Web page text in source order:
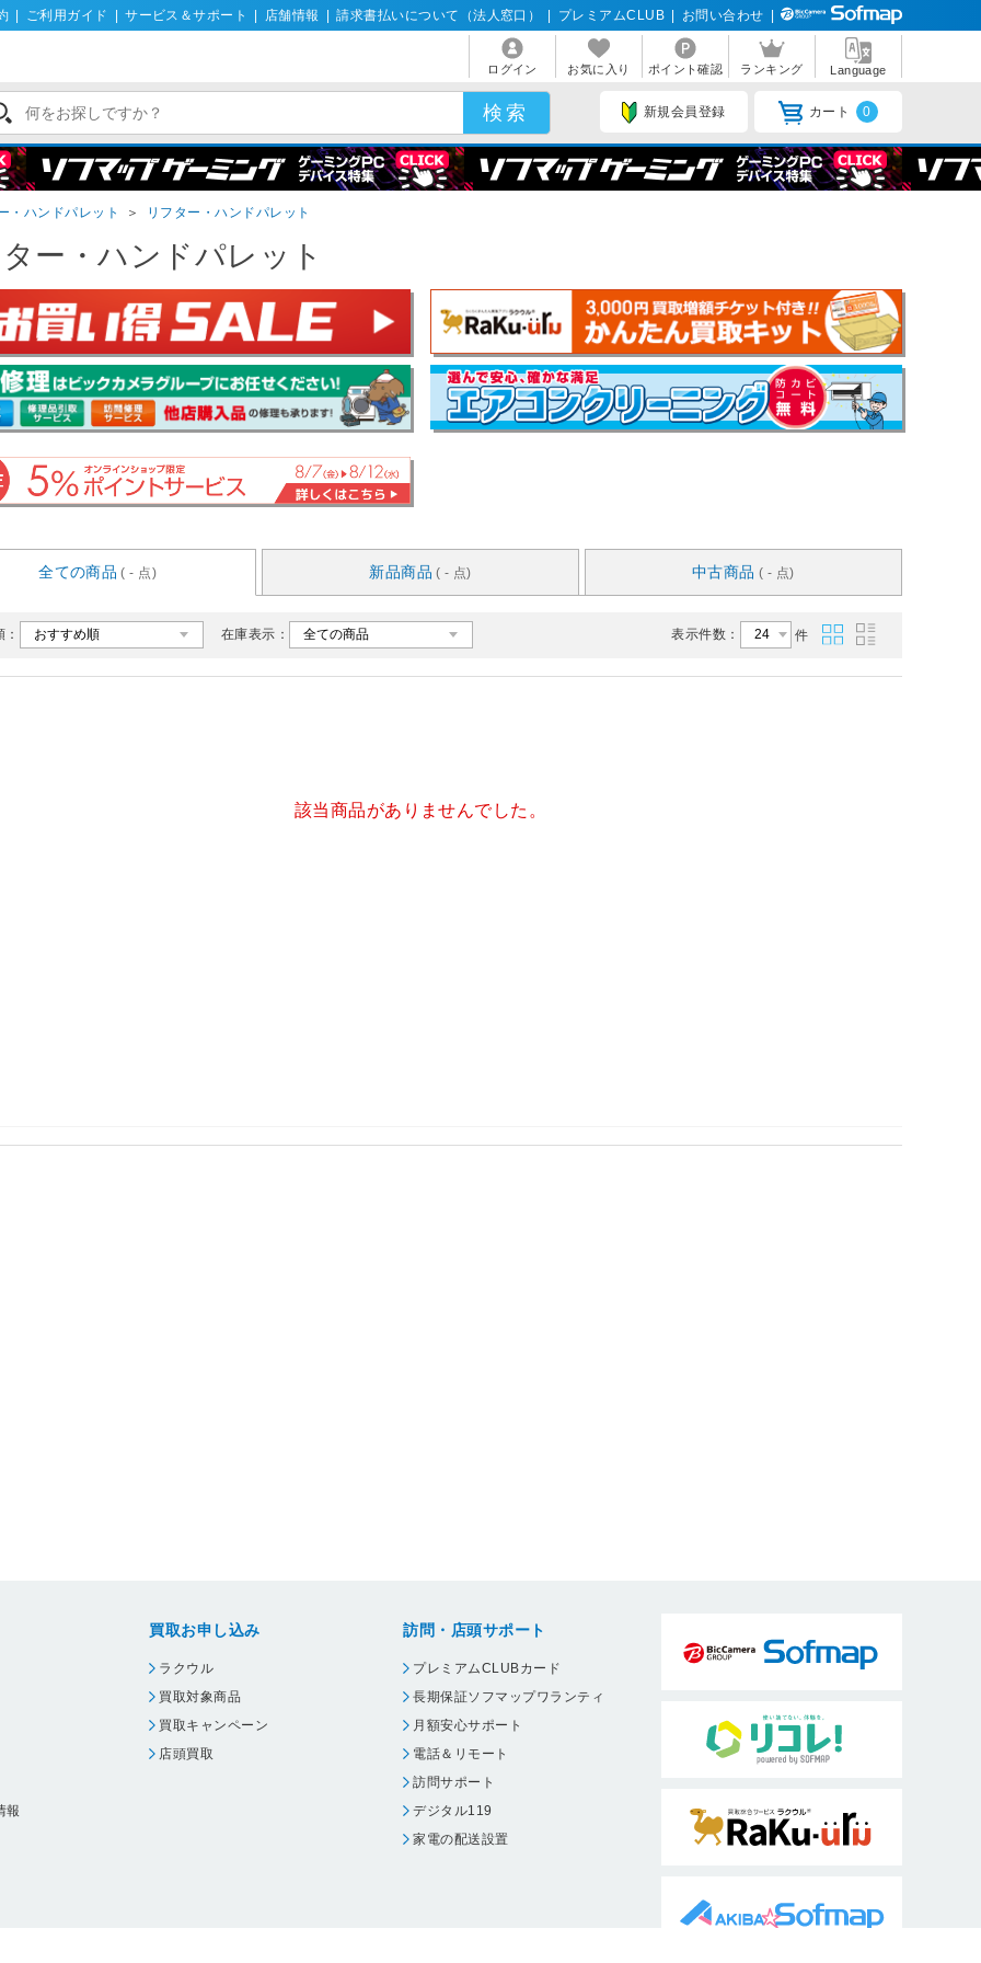
ご利用ガイド サービス＆サポート 店舗情報 請求書払いについて（法人窓口） プレミアムCLUB お問い合わせ
ログイン お気に入り ポイント確認 ランキング Language
新規会員登録 カート 0
・ハンドパレット ＞ リフター・ハンドパレット
ー・ハンドパレット
全ての商品 ( - 点) 新品商品 ( - 点) 中古商品 ( - 点)
在庫表示： 表示件数： 件
該当商品がありませんでした。
報
買取お申し込み
ラクウル
買取対象商品
買取キャンペーン
店頭買取
訪問・店頭サポート
プレミアムCLUBカード
長期保証ソフマップワランティ
月額安心サポート
電話＆リモート
訪問サポート
デジタル119
家電の配送設置